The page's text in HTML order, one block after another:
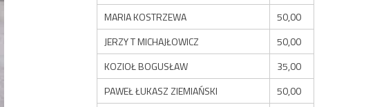
MARIA KOSTRZEWA
50,00
JERZY T MICHAJŁOWICZ
50,00
KOZIOŁ BOGUSŁAW
35,00
PAWEŁ ŁUKASZ ZIEMIAŃSKI
50,00